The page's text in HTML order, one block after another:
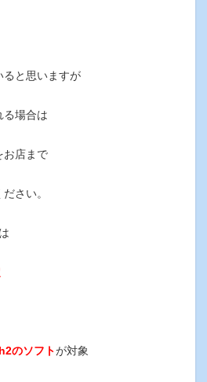
ると思いますが
る場合は
お店まで
さい。
のソフトが対象